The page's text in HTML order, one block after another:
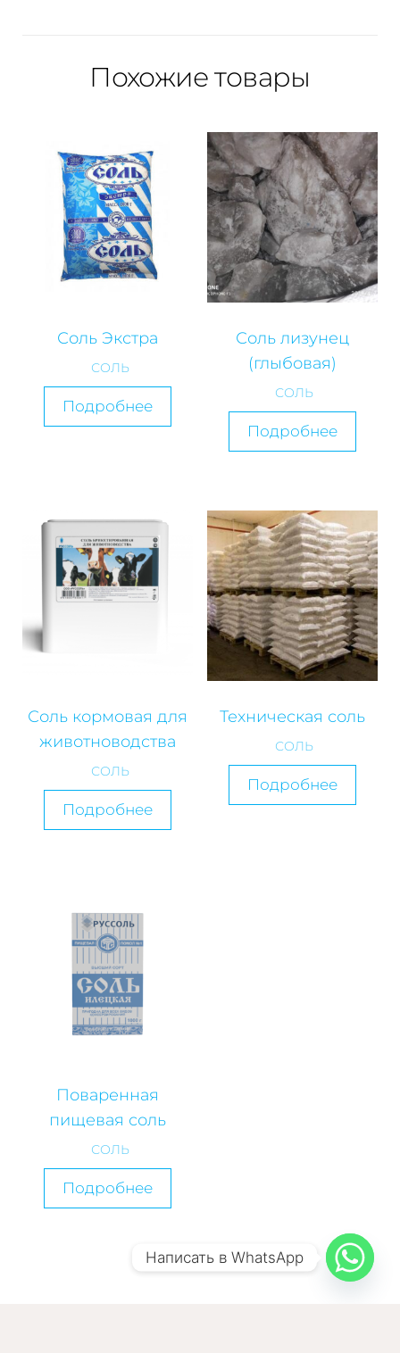
Похожие товары
Соль Экстра
СОЛЬ
Подробнее
Соль лизунец
(глыбовая)
СОЛЬ
Подробнее
Соль кормовая для
животноводства
СОЛЬ
Подробнее
Техническая соль
СОЛЬ
Подробнее
Поваренная
пищевая соль
СОЛЬ
Подробнее
Написать в WhatsApp